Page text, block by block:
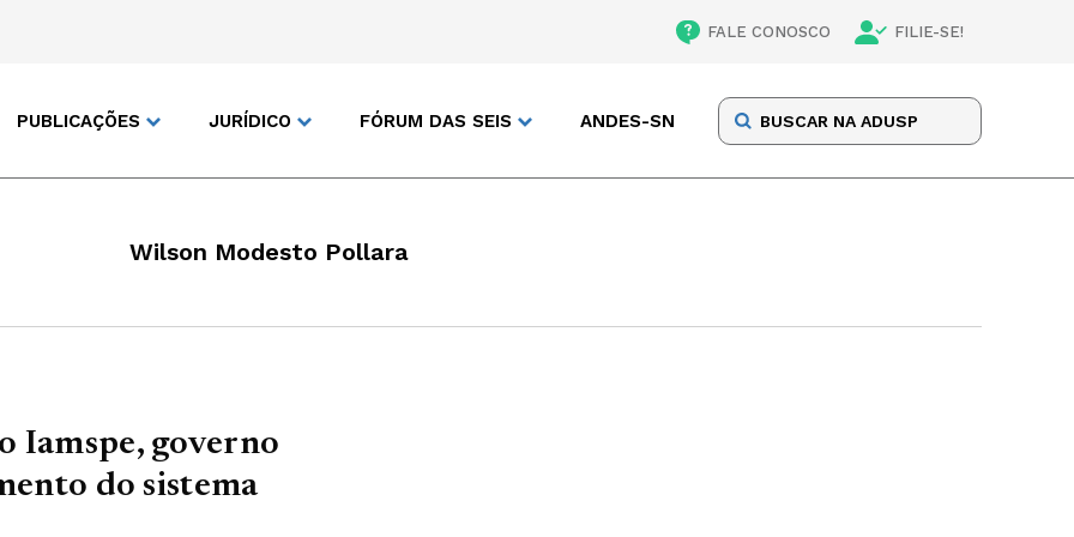
FALE CONOSCO FILIE-SE!
PUBLICAÇÕES JURÍDICO FÓRUM DAS SEIS ANDES-SN
Wilson Modesto Pollara
Iamspe, governo
do sistema